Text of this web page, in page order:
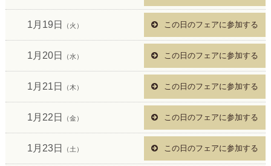
1月19日 （火） この日のフェアに参加する
1月20日 （水） この日のフェアに参加する
1月21日 （木） この日のフェアに参加する
1月22日 （金） この日のフェアに参加する
1月23日 （土） この日のフェアに参加する